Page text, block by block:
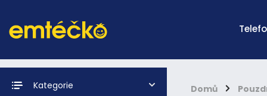
Domů /
Kategorie